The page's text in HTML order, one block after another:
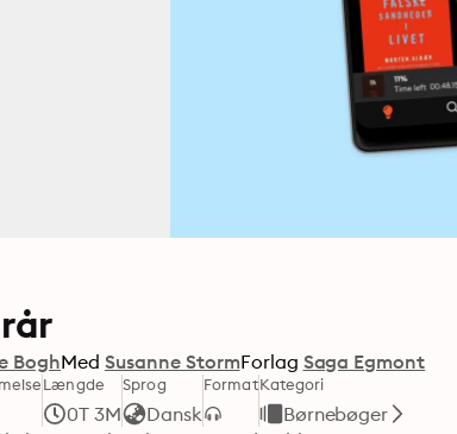
BoghMed Susanne StormForlag Saga Egmont
Længde
0T 3M
Sprog
Dansk
FormatKategori
Børnebøger